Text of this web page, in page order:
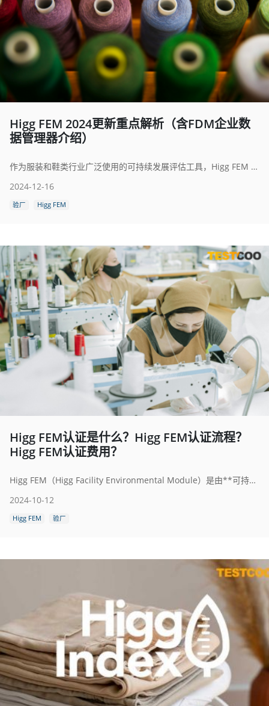
Higg FEM 2024更新重点解析（含FDM企业数
据管理器介绍）
作为服装和鞋类行业广泛使用的可持续发展评估工具，Higg FEM 每年都会进行优化，以更好地服务于行业需求。让我们一起来看看2024版的主要变化。
2024-12-16
验厂 Higg FEM
Higg FEM认证是什么？Higg FEM认证流程？
Higg FEM认证费用？
Higg FEM（Higg Facility Environmental Module）是由**可持续服装联盟（Sustainable Apparel Coalition, SAC）**推出的一种用于评估纺织、服装和鞋类制造工厂环境表现的工具，全称为Higg工厂环境模块(Higg Facility Environmental Module)。它通过全面的自我评估和第三方审核，帮助工厂衡量其在能源使用、化学品管理、废水处理等方面的环境影响，并提供改进的指导方案。
2024-10-12
Higg FEM 验厂